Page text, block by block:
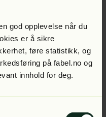
god opplevelse når du
er å sikre
føre statistikk, og
på fabel.no og
innhold for deg.